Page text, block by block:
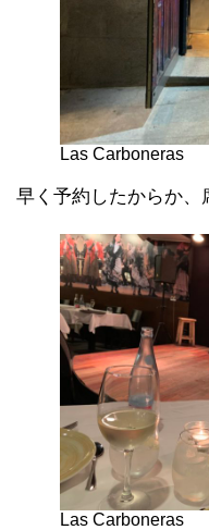
Las Carboneras
早く予約したからか、
Las Carboneras